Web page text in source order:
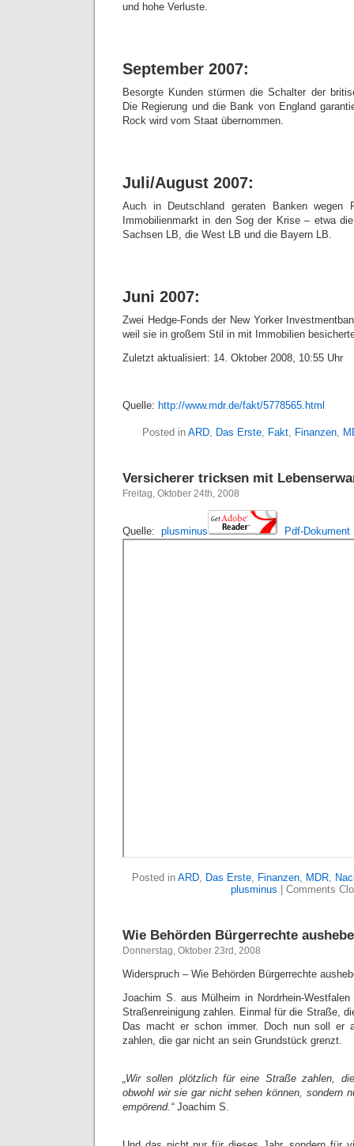
und hohe Verluste.
September 2007:
Besorgte Kunden stürmen die Schalter der
Die Regierung und die Bank von England
Rock wird vom Staat übernommen.
Juli/August 2007:
Auch in Deutschland geraten Banken wegen
Immobilienmarkt in den Sog der Krise – etwa
Sachsen LB, die West LB und die Bayern LB.
Juni 2007:
Zwei Hedge-Fonds der New Yorker
weil sie in großem Stil in mit Immobilien
Zuletzt aktualisiert: 14. Oktober 2008, 10:55 Uhr
Quelle: http://www.mdr.de/fakt/5778565.html
Posted in ARD, Das Erste, Fakt, Finanzen,
Versicherer tricksen mit
Freitag, Oktober 24th, 2008
Quelle:plusminus Pdf-
Posted in ARD, Das Erste, Finanzen, MDR,
plusminus
Comments
Wie Behörden Bürgerrechte
Donnerstag, Oktober 23rd, 2008
Widerspruch – Wie Behörden Bürgerrechte
Joachim S. aus Mülheim in Nordrhein-
Straßenreinigung zahlen. Einmal für die Straße,
Das macht er schon immer. Doch nun soll er
zahlen, die gar nicht an sein Grundstück grenzt.
„Wir sollen plötzlich für eine Straße zahlen,
obwohl wir sie gar nicht sehen können, sondern
empörend.“Joachim S.